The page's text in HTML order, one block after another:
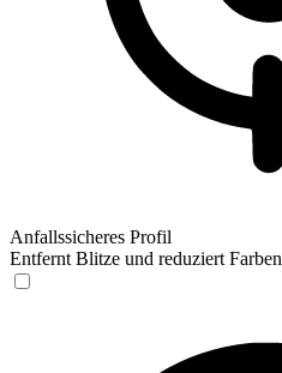
Anfallssicheres Profil
Entfernt Blitze und reduziert Farben